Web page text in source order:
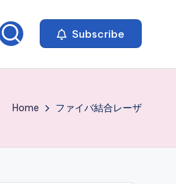
Subscribe
Home ファイバ結合レーザ